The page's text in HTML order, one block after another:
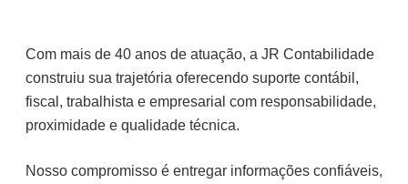
Com mais de 40 anos de atuação, a JR Contabilidade
construiu sua trajetória oferecendo suporte contábil,
fiscal, trabalhista e empresarial com responsabilidade,
proximidade e qualidade técnica.
Nosso compromisso é entregar informações confiáveis,